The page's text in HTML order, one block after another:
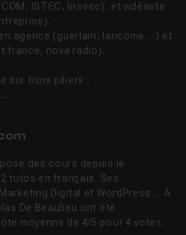
ISTEC, Inseec), et vidéaste
agence (guerlain, lancome …) et
france, nova radio).
sur trois piliers :
des cours depuis le
tutos en français. Ses
Digital et WordPress ... À
De Beaulieu ont été
moyenne de 4/5 pour 4 votes.